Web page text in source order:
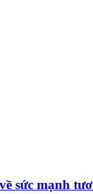
sức mạnh